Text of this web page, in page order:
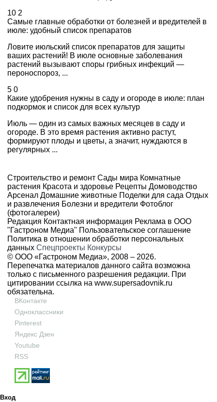
10 2
Самые главные обработки от болезней и вредителей в
июле: удобный список препаратов
Ловите июльский список препаратов для защиты
ваших растений! В июле основные заболевания
растений вызывают споры грибных инфекций —
пероноспороз, ...
5 0
Какие удобрения нужны в саду и огороде в июле: план
подкормок и список для всех культур
Июль — один из самых важных месяцев в саду и
огороде. В это время растения активно растут,
формируют плоды и цветы, а значит, нуждаются в
регулярных ...
Строительство и ремонт Сады мира Комнатные
растения Красота и здоровье Рецепты Домоводство
Арсенал Домашние животные Поделки для сада Отдых
и развлечения Болезни и вредители Фотоблог
(фотогалереи)
Редакция Контактная информация Реклама в ООО
"Гастроном Медиа" Пользовательское соглашение
Политика в отношении обработки персональных
данных Спецпроекты Конкурсы
© ООО «Гастроном Медиа», 2008 – 2026.
Перепечатка материалов данного сайта возможна
только с письменного разрешения редакции. При
цитировании ссылка на www.supersadovnik.ru
обязательна.
ВКонтакте
Одноклассники
Pinterest
Яндекс Дзен
Youtube
RSS
Вход